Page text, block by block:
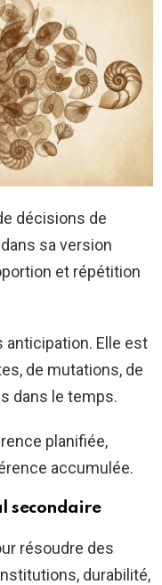
décisions de
sa version
et répétition
anticipation. Elle est
de mutations, de
dans le temps.
planifiée,
accumulée.
secondaire
résoudre des
durabilité,